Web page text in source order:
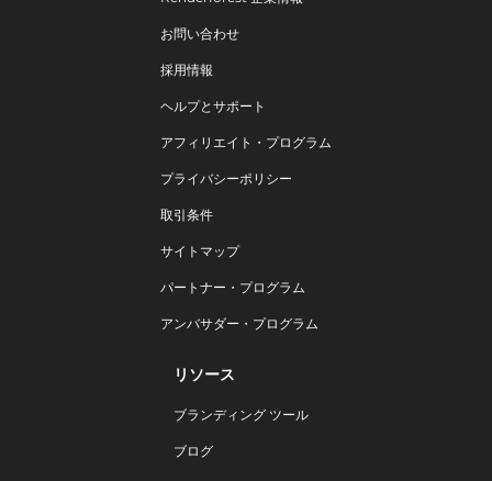
お問い合わせ
採用情報
ヘルプとサポート
アフィリエイト・プログラム
プライバシーポリシー
取引条件
サイトマップ
パートナー・プログラム
アンバサダー・プログラム
リソース
ブランディング ツール
ブログ